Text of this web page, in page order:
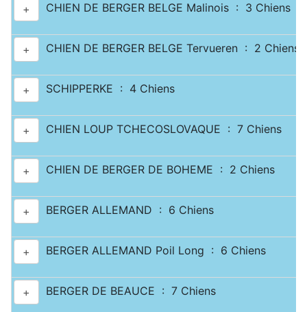
+ CHIEN DE BERGER BELGE Malinois : 3 Chiens
+ CHIEN DE BERGER BELGE Tervueren : 2 Chiens
+ SCHIPPERKE : 4 Chiens
+ CHIEN LOUP TCHECOSLOVAQUE : 7 Chiens
+ CHIEN DE BERGER DE BOHEME : 2 Chiens
+ BERGER ALLEMAND : 6 Chiens
+ BERGER ALLEMAND Poil Long : 6 Chiens
+ BERGER DE BEAUCE : 7 Chiens